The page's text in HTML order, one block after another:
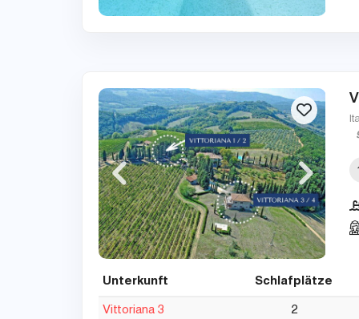
Unterkunft Schlafplätze
Vittoriana 3 2